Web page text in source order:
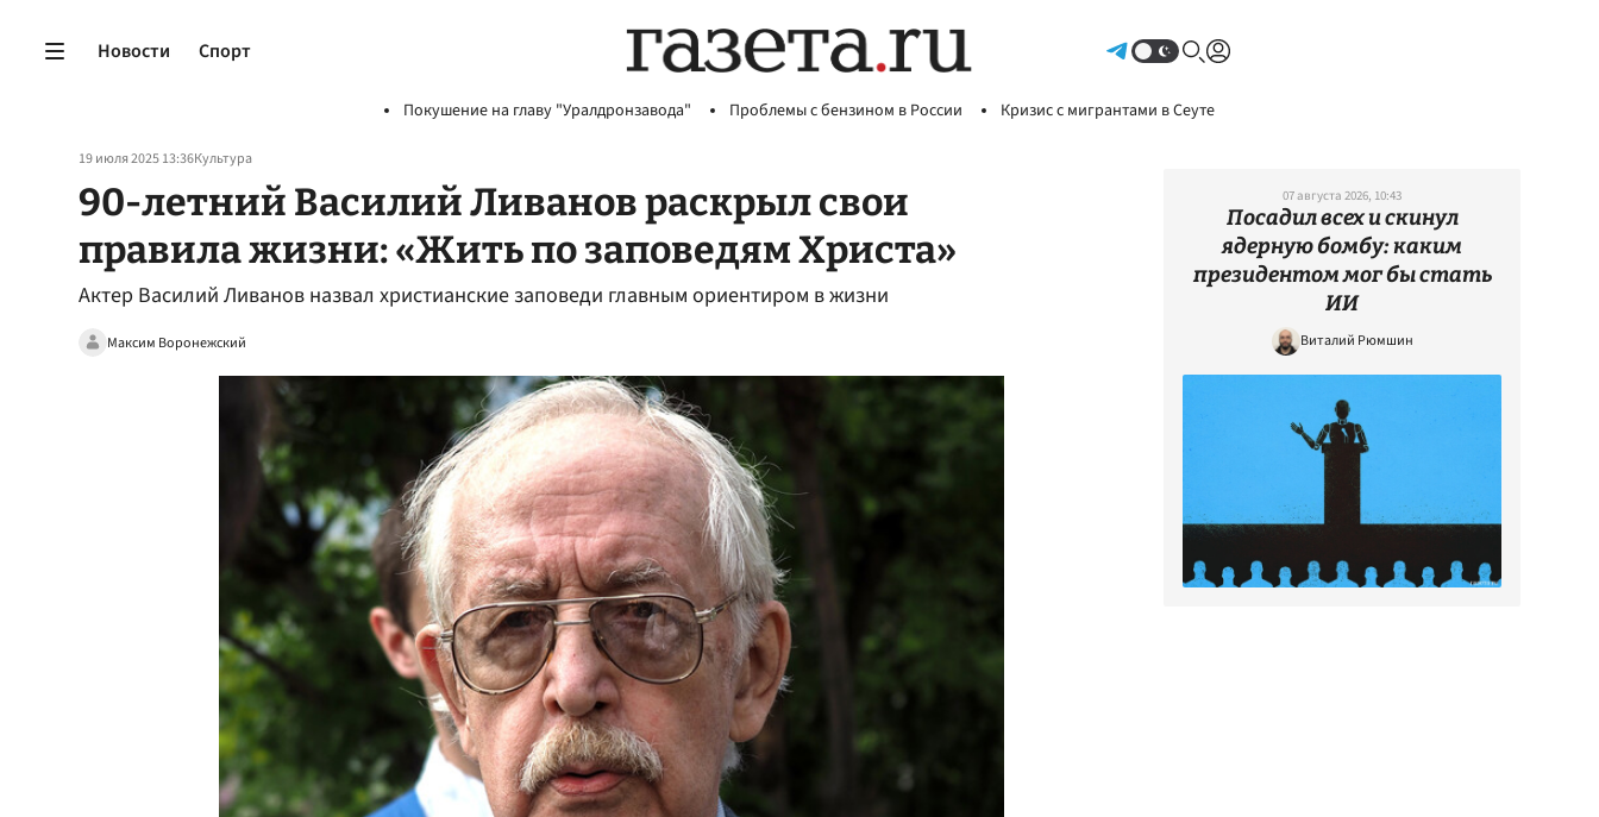
Новости Спорт
Покушение на главу "Уралдронзавода" Проблемы с бензином в России Кризис с мигрантами в Сеуте
19 июля 2025 13:36Культура
90-летний Василий Ливанов раскрыл свои
правила жизни: «Жить по заповедям Христа»
Актер Василий Ливанов назвал христианские заповеди главным ориентиром в жизни
Максим Воронежский
07 августа 2026, 10:43
Посадил всех и скинул
ядерную бомбу: каким
президентом мог бы стать
ИИ
Виталий Рюмшин